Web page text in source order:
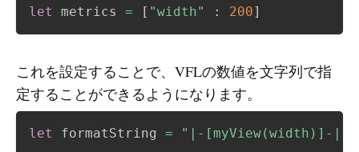
let metrics = [ "width" : 200]
これを設定することで、VFLの数値を文字列で指
定することができるようになります。
let formatString = "|-[myView(width)]-|"